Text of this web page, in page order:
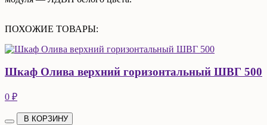
ПОХОЖИЕ ТОВАРЫ:
Шкаф Олива верхний горизонтальный ШВГ 500
0 ₽
В КОРЗИНУ